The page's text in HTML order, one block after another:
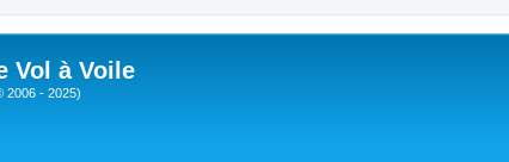
Vol à Voile
2006 - 2025)